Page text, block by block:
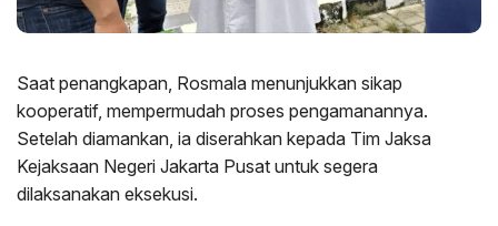
Saat penangkapan, Rosmala menunjukkan sikap
kooperatif, mempermudah proses pengamanannya.
Setelah diamankan, ia diserahkan kepada Tim Jaksa
Kejaksaan Negeri Jakarta Pusat untuk segera
dilaksanakan eksekusi.